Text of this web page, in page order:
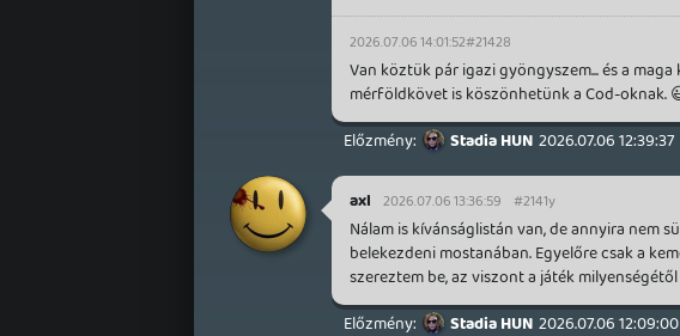
2026.07.06 14:01:52#21428
Van köztük pár igazi gyöngyszem... és a
mérföldkövet is köszönhetünk a Cod-oknak.
Stadia HUN 2026.07.06 12:39:37
axl 2026.07.06 13:36:59 #2141y
Nálam is kívánságlistán van, de annyira nem
belekezdeni mostanában. Egyelőre csak a
szereztem be, az viszont a játék
Stadia HUN 2026.07.06 12:09:00